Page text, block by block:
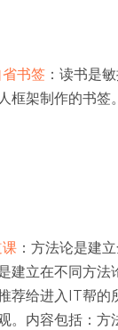
书签 ：读书是
框架制作的书签。
：方法论是建
建立在不同方法
荐给进入IT帮的
。内容包括：方